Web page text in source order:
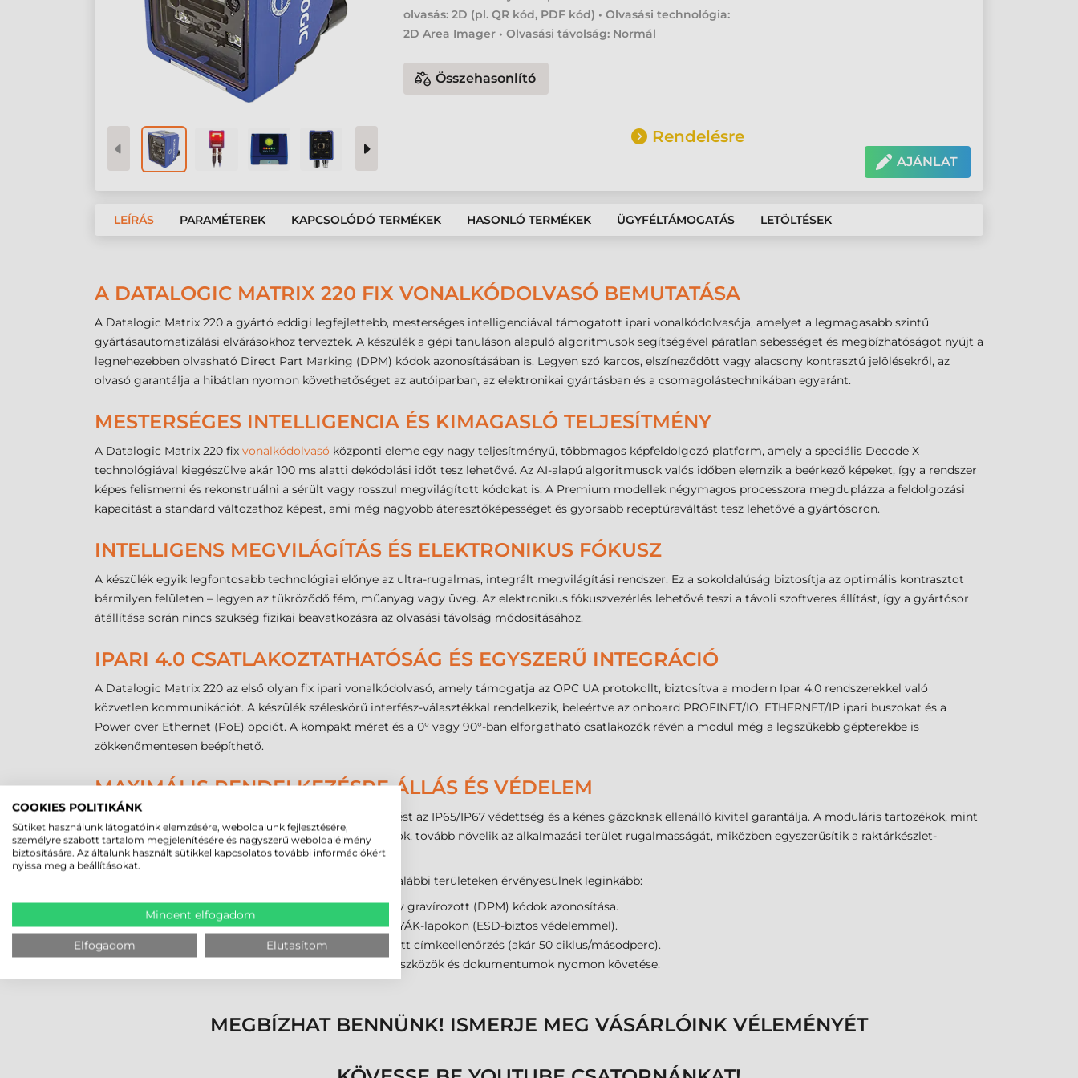
olvasás: 2D (pl. QR kód, PDF kód) • Olvasási technológia:
2D Area Imager • Olvasási távolság: Normál
Összehasonlító
Rendelésre
AJÁNLAT
LEÍRÁS PARAMÉTEREK KAPCSOLÓDÓ TERMÉKEK HASONLÓ TERMÉKEK ÜGYFÉLTÁMOGATÁS LETÖLTÉSEK
A DATALOGIC MATRIX 220 FIX VONALKÓDOLVASÓ BEMUTATÁSA
A Datalogic Matrix 220 a gyártó eddigi legfejlettebb, mesterséges intelligenciával támogatott ipari vonalkódolvasója, amelyet a legmagasabb szintű
gyártásautomatizálási elvárásokhoz terveztek. A készülék a gépi tanuláson alapuló algoritmusok segítségével páratlan sebességet és megbízhatóságot nyújt a
legnehezebben olvasható Direct Part Marking (DPM) kódok azonosításában is. Legyen szó karcos, elszíneződött vagy alacsony kontrasztú jelölésekről, az
olvasó garantálja a hibátlan nyomon követhetőséget az autóiparban, az elektronikai gyártásban és a csomagolástechnikában egyaránt.
MESTERSÉGES INTELLIGENCIA ÉS KIMAGASLÓ TELJESÍTMÉNY
A Datalogic Matrix 220 fix vonalkódolvasó központi eleme egy nagy teljesítményű, többmagos képfeldolgozó platform, amely a speciális Decode X
technológiával kiegészülve akár 100 ms alatti dekódolási időt tesz lehetővé. Az AI-alapú algoritmusok valós időben elemzik a beérkező képeket, így a rendszer
képes felismerni és rekonstruálni a sérült vagy rosszul megvilágított kódokat is. A Premium modellek négymagos processzora megduplázza a feldolgozási
kapacitást a standard változathoz képest, ami még nagyobb áteresztőképességet és gyorsabb receptúraváltást tesz lehetővé a gyártósoron.
INTELLIGENS MEGVILÁGÍTÁS ÉS ELEKTRONIKUS FÓKUSZ
A készülék egyik legfontosabb technológiai előnye az ultra-rugalmas, integrált megvilágítási rendszer. Ez a sokoldalúság biztosítja az optimális kontrasztot
bármilyen felületen – legyen az tükröződő fém, műanyag vagy üveg. Az elektronikus fókuszvezérlés lehetővé teszi a távoli szoftveres állítást, így a gyártósor
átállítása során nincs szükség fizikai beavatkozásra az olvasási távolság módosításához.
IPARI 4.0 CSATLAKOZTATHATÓSÁG ÉS EGYSZERŰ INTEGRÁCIÓ
A Datalogic Matrix 220 az első olyan fix ipari vonalkódolvasó, amely támogatja az OPC UA protokollt, biztosítva a modern Ipar 4.0 rendszerekkel való
közvetlen kommunikációt. A készülék széleskörű interfész-választékkal rendelkezik, beleértve az onboard PROFINET/IO, ETHERNET/IP ipari buszokat és a
Power over Ethernet (PoE) opciót. A kompakt méret és a 0° vagy 90°-ban elforgatható csatlakozók révén a modul még a legszűkebb gépterekbe is
zökkenőmentesen beépíthető.
MAXIMÁLIS RENDELKEZÉSRE ÁLLÁS ÉS VÉDELEM
A szélsőséges ipari körülmények közötti stabil működést az IP65/IP67 védettség és a kénes gázoknak ellenálló kivitel garantálja. A moduláris tartozékok, mint
az ESD-biztos vagy Anti-YAG lézer elleni védőburkolatok, tovább növelik az alkalmazási terület rugalmasságát, miközben egyszerűsítik a raktárkészlet-
kezelést.
A Datalogic Matrix 220 vonalkódolvasó képességei az alábbi területeken érvényesülnek leginkább:
Autóipar: Közvetlenül az alkatrészekbe ütött vagy gravírozott (DPM) kódok azonosítása.
Elektronikai ipar: Mikroméretű kódok olvasása NYÁK-lapokon (ESD-biztos védelemmel).
Csomagolástechnika: Nagy sebességű nyomtatott címkeellenőrzés (akár 50 ciklus/másodperc).
Egészségügy és gyógyszeripar: Orvostechnikai eszközök és dokumentumok nyomon követése.
MEGBÍZHAT BENNÜNK! ISMERJE MEG VÁSÁRLÓINK VÉLEMÉNYÉT
COOKIES POLITIKÁNK
Sütiket használunk látogatóink elemzésére, weboldalunk fejlesztésére,
személyre szabott tartalom megjelenítésére és nagyszerű weboldalélmény
biztosítására. Az általunk használt sütikkel kapcsolatos további információkért
nyissa meg a beállításokat.
Mindent elfogadom
Elfogadom Elutasítom